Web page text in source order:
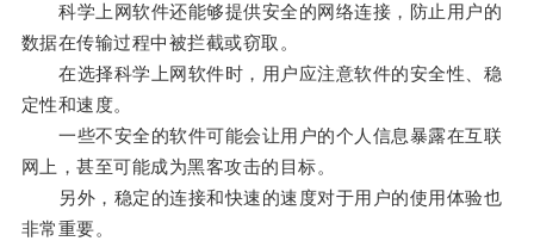
科学上网软件还能够提供安全的网络连接，防止用户的
数据在传输过程中被拦截或窃取。
在选择科学上网软件时，用户应注意软件的安全性、稳
定性和速度。
一些不安全的软件可能会让用户的个人信息暴露在互联
网上，甚至可能成为黑客攻击的目标。
另外，稳定的连接和快速的速度对于用户的使用体验也
非常重要。